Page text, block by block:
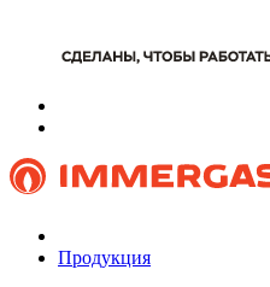
Продукция